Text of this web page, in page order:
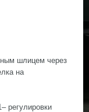
шлицем через
на
регулировки